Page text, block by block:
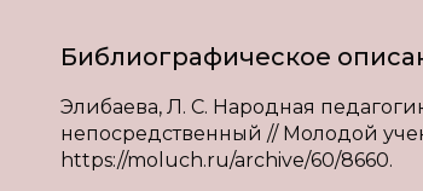
Библиографическое
Элибаева, Л. С. Народная
непосредственный // Молодой
https://moluch.ru/archive/60/8660.